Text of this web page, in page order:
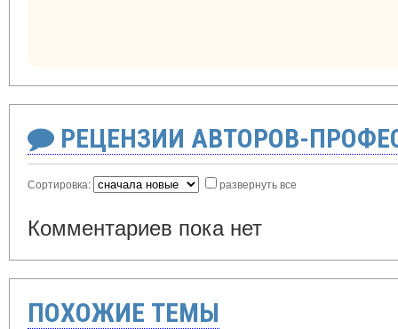
РЕЦЕНЗИИ АВТОРОВ-
Сортировка: развернуть все
Комментариев пока нет
ПОХОЖИЕ ТЕМЫ